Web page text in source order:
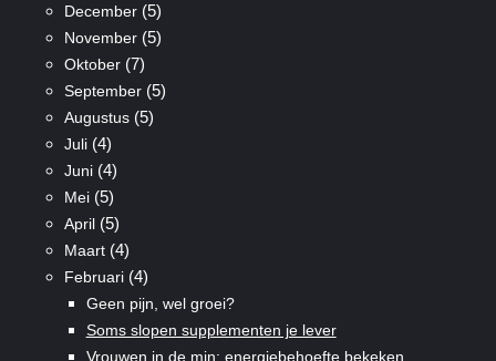
December(5)
November(5)
Oktober(7)
September(5)
Augustus(5)
Juli(4)
Juni(4)
Mei(5)
April(5)
Maart(4)
Februari(4)
Geen pijn, wel groei?
Soms slopen supplementen je lever
Vrouwen in de min: energiebehoefte bekeken